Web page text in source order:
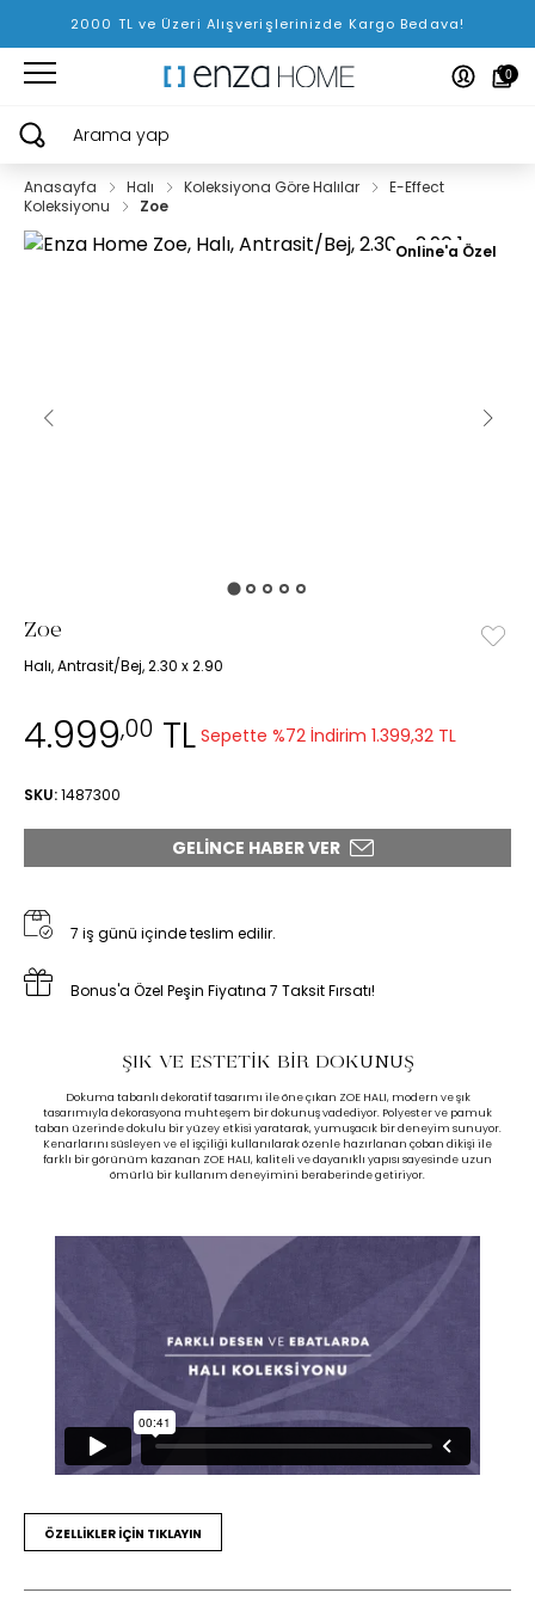
2000 TL ve Üzeri Alışverişlerinizde Kargo Bedava!
0
Arama yap
Anasayfa Halı Koleksiyona Göre Halılar
E-Effect
Koleksiyonu
Zoe
Online'a Özel
Zoe
Halı, Antrasit/Bej, 2.30 x 2.90
4.999,00 TL Sepette %72 İndirim 1.399,32 TL
SKU:1487300
GELINCE HABER VER
7 iş günü içinde teslim edilir.
Bonus'a Özel Peşin Fiyatına 7 Taksit Fırsatı!
ŞIK VE ESTETİK BİR DOKUNUŞ
Dokuma tabanlı dekoratif tasarımı ile öne çıkan ZOE HALI, modern ve şık
tasarımıyla dekorasyona muhteşem bir dokunuş vadediyor. Polyester ve pamuk
taban üzerinde dokulu bir yüzey etkisi yaratarak, yumuşacık bir deneyim sunuyor.
Kenarlarını süsleyen ve el işçiliği kullanılarak özenle hazırlanan çoban dikişi ile
farklı bir görünüm kazanan ZOE HALI, kaliteli ve dayanıklı yapısı sayesinde uzun
ömürlü bir kullanım deneyimini beraberinde getiriyor.
ÖZELLİKLER İÇİN TIKLAYIN